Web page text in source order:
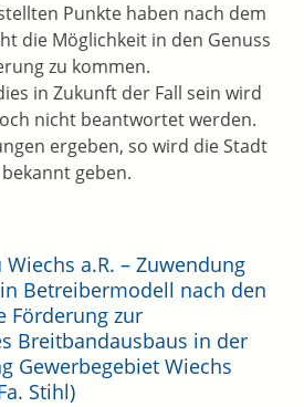
Punkte haben nach dem
die Möglichkeit in den Genuss
zu kommen.
in Zukunft der Fall sein wird
nicht beantwortet werden.
ergeben, so wird die Stadt
geben.
a.R. – Zuwendung
Betreibermodell nach den
Förderung zur
Breitbandausbaus in der
Gewerbegebiet Wiechs
Stihl)